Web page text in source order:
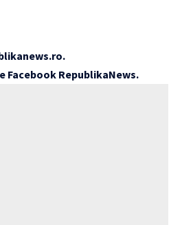
.
Facebook RepublikaNews.